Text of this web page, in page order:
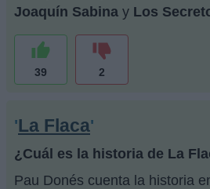
Joaquín Sabina y Los
39 2
'La Flaca'
¿Cuál es la historia de La
Pau Donés cuenta la historia